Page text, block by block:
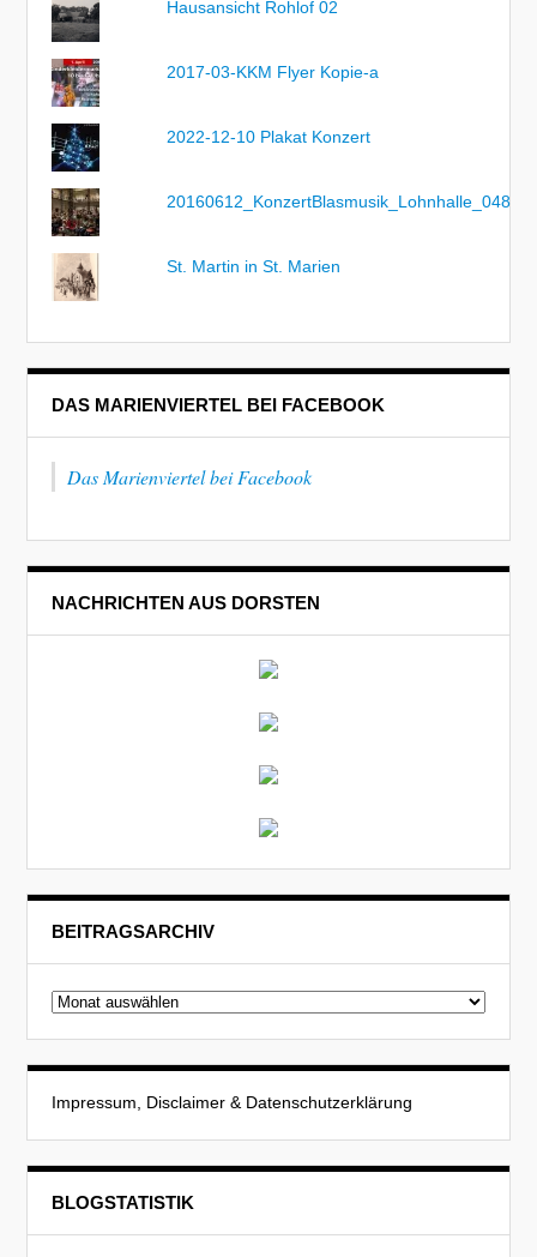
Hausansicht Rohlof 02
2017-03-KKM Flyer Kopie-a
2022-12-10 Plakat Konzert
20160612_KonzertBlasmusik_Lohnhalle_048
St. Martin in St. Marien
DAS MARIENVIERTEL BEI FACEBOOK
Das Marienviertel bei Facebook
NACHRICHTEN AUS DORSTEN
BEITRAGSARCHIV
Beitragsarchiv
Impressum, Disclaimer & Datenschutzerklärung
BLOGSTATISTIK